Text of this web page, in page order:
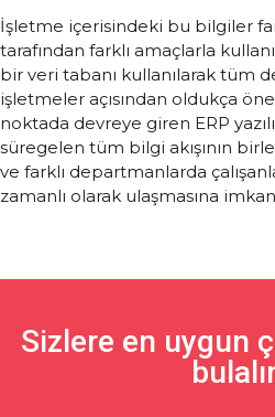
İşletme içerisindeki bu bilgiler
tarafından farklı amaçlarla
bir veri tabanı kullanılarak tüm
işletmeler açısından oldukça
noktada devreye giren ERP
süregelen tüm bilgi akışının
ve farklı departmanlarda
zamanlı olarak ulaşmasına
Sizlere en uygun